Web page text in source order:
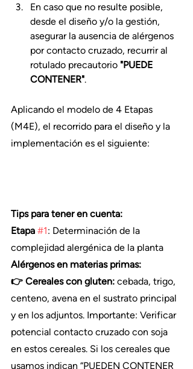
En caso que no resulte posible,
desde el diseño y/o la gestión,
asegurar la ausencia de alérgenos
por contacto cruzado, recurrir al
rotulado precautorio "PUEDE
CONTENER".
Aplicando el modelo de 4 Etapas
(M4E), el recorrido para el diseño y la
implementación es el siguiente:
Tips para tener en cuenta:
Etapa #1: Determinación de la
complejidad alergénica de la planta
Alérgenos en materias primas:
👉 Cereales con gluten: cebada, trigo,
centeno, avena en el sustrato principal
y en los adjuntos. Importante: Verificar
potencial contacto cruzado con soja
en estos cereales. Si los cereales que
usamos indican “PUEDEN CONTENER